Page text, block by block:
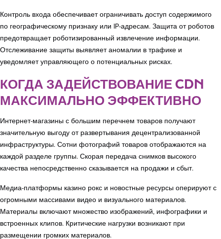
Контроль входа обеспечивает ограничивать доступ содержимого
по географическому признаку или IP-адресам. Защита от роботов
предотвращает роботизированный извлечение информации.
Отслеживание защиты выявляет аномалии в трафике и
уведомляет управляющего о потенциальных рисках.
КОГДА ЗАДЕЙСТВОВАНИЕ CDN
МАКСИМАЛЬНО ЭФФЕКТИВНО
Интернет-магазины с большим перечнем товаров получают
значительную выгоду от развертывания децентрализованной
инфраструктуры. Сотни фотографий товаров отображаются на
каждой разделе группы. Скорая передача снимков высокого
качества непосредственно сказывается на продажи и сбыт.
Медиа-платформы казино рокс и новостные ресурсы оперируют с
огромными массивами видео и визуального материалов.
Материалы включают множество изображений, инфографики и
встроенных клипов. Критические нагрузки возникают при
размещении громких материалов.